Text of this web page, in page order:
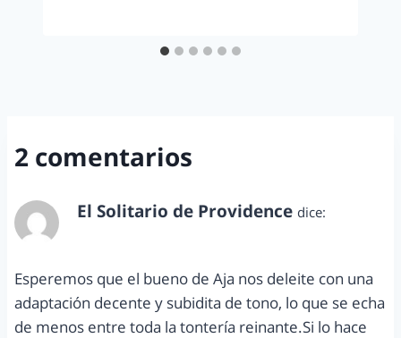
2 comentarios
El Solitario de Providence dice:
Esperemos que el bueno de Aja nos deleite con una
adaptación decente y subidita de tono, lo que se echa
de menos entre toda la tontería reinante.Si lo hace